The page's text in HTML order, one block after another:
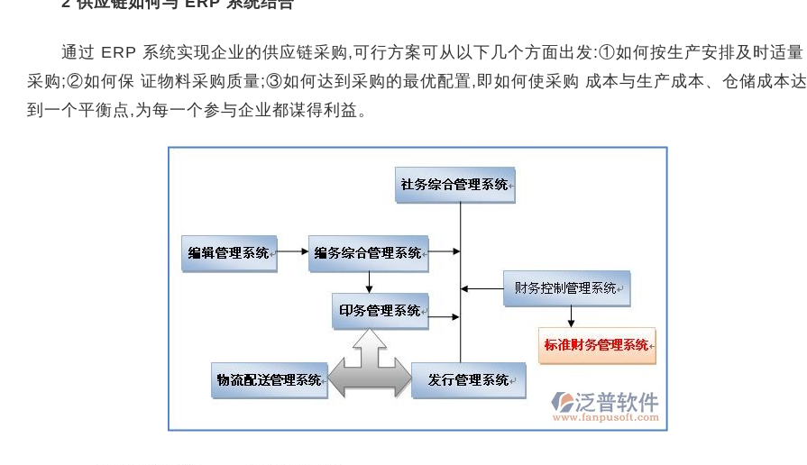
通过 ERP 系统实现企业的供应链采购,可行方案可从以下几个方面出发:①如何按生产安排及时适量
采购;②如何保 证物料采购质量;③如何达到采购的最优配置,即如何使采购 成本与生产成本、仓储成本达
到一个平衡点,为每一个参与企业都谋得利益。